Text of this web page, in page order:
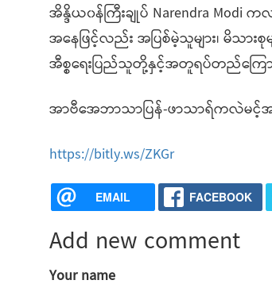
အိန္ဒိယ၀န်ကြီးချုပ် Narendra
အနေဖြင့်လည်း အပြစ်မဲ့သူများ၊ မိသ
အီစ္စရေးပြည်သူတို့နှင့်အတူရပ်တည်ကြော
အာဗီအေဘာသာပြန်-ဖာသာရ်ကလဲမင့်
https://bitly.ws/ZKGr
EMAIL FACEBOOK
Add new comment
Your name